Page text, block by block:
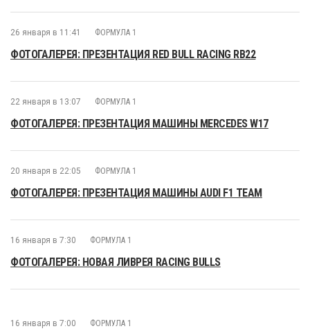
26 января в 11:41 ФОРМУЛА 1
ФОТОГАЛЕРЕЯ: ПРЕЗЕНТАЦИЯ RED BULL RACING RB22
22 января в 13:07 ФОРМУЛА 1
ФОТОГАЛЕРЕЯ: ПРЕЗЕНТАЦИЯ МАШИНЫ MERCEDES W17
20 января в 22:05 ФОРМУЛА 1
ФОТОГАЛЕРЕЯ: ПРЕЗЕНТАЦИЯ МАШИНЫ AUDI F1 TEAM
16 января в 7:30 ФОРМУЛА 1
ФОТОГАЛЕРЕЯ: НОВАЯ ЛИВРЕЯ RACING BULLS
16 января в 7:00 ФОРМУЛА 1